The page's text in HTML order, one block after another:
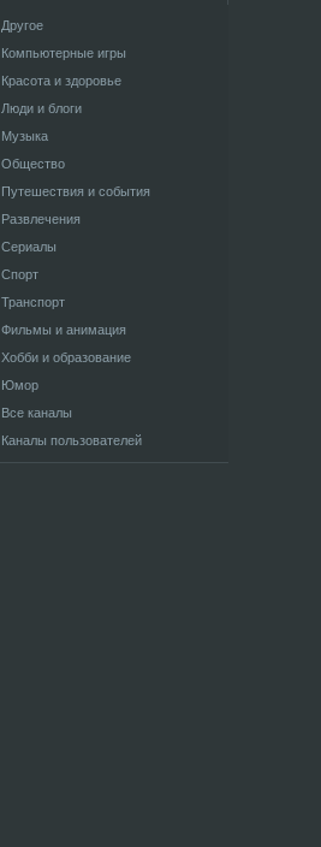
Другое
Компьютерные игры
Красота и здоровье
Люди и блоги
Музыка
Общество
Путешествия и события
Развлечения
Сериалы
Спорт
Транспорт
Фильмы и анимация
Хобби и образование
Юмор
Все каналы
Каналы пользователей